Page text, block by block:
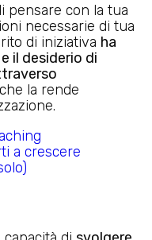
pensare con la tua
necessarie di tua
di iniziativa ha
il desiderio di
la rende
a crescere